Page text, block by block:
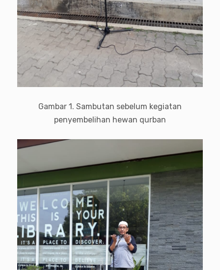
Gambar 1. Sambutan sebelum kegiatan
penyembelihan hewan qurban